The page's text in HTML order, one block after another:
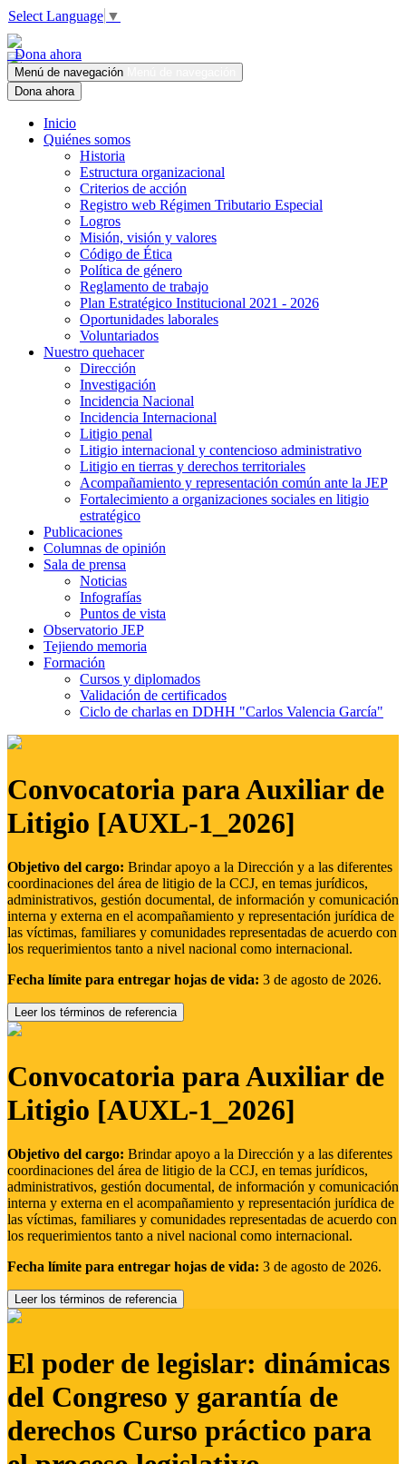
Select Language ▼
Dona ahora
Menú de navegación
Dona ahora
Inicio
Quiénes somos
Historia
Estructura organizacional
Criterios de acción
Registro web Régimen Tributario Especial
Logros
Misión, visión y valores
Código de Ética
Política de género
Reglamento de trabajo
Plan Estratégico Institucional 2021 - 2026
Oportunidades laborales
Voluntariados
Nuestro quehacer
Dirección
Investigación
Incidencia Nacional
Incidencia Internacional
Litigio penal
Litigio internacional y contencioso administrativo
Litigio en tierras y derechos territoriales
Acompañamiento y representación común ante la JEP
Fortalecimiento a organizaciones sociales en litigio
estratégico
Publicaciones
Columnas de opinión
Sala de prensa
Noticias
Infografías
Puntos de vista
Observatorio JEP
Tejiendo memoria
Formación
Cursos y diplomados
Validación de certificados
Ciclo de charlas en DDHH "Carlos Valencia García"
Convocatoria para Auxiliar de
Litigio [AUXL-1_2026]
Objetivo del cargo: Brindar apoyo a la Dirección y a las diferentes
coordinaciones del área de litigio de la CCJ, en temas jurídicos,
administrativos, gestión documental, de información y comunicación
interna y externa en el acompañamiento y representación jurídica de
las víctimas, familiares y comunidades representadas de acuerdo con
los requerimientos tanto a nivel nacional como internacional.
Fecha límite para entregar hojas de vida: 3 de agosto de 2026.
Leer los términos de referencia
Convocatoria para Auxiliar de
Litigio [AUXL-1_2026]
Objetivo del cargo: Brindar apoyo a la Dirección y a las diferentes
coordinaciones del área de litigio de la CCJ, en temas jurídicos,
administrativos, gestión documental, de información y comunicación
interna y externa en el acompañamiento y representación jurídica de
las víctimas, familiares y comunidades representadas de acuerdo con
los requerimientos tanto a nivel nacional como internacional.
Fecha límite para entregar hojas de vida: 3 de agosto de 2026.
Leer los términos de referencia
El poder de legislar: dinámicas
del Congreso y garantía de
derechos Curso práctico para